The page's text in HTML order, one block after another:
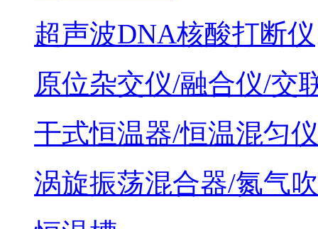
超声波DNA核酸打断仪
原位杂交仪/融合仪/交
干式恒温器/恒温混匀仪
涡旋振荡混合器/氮气